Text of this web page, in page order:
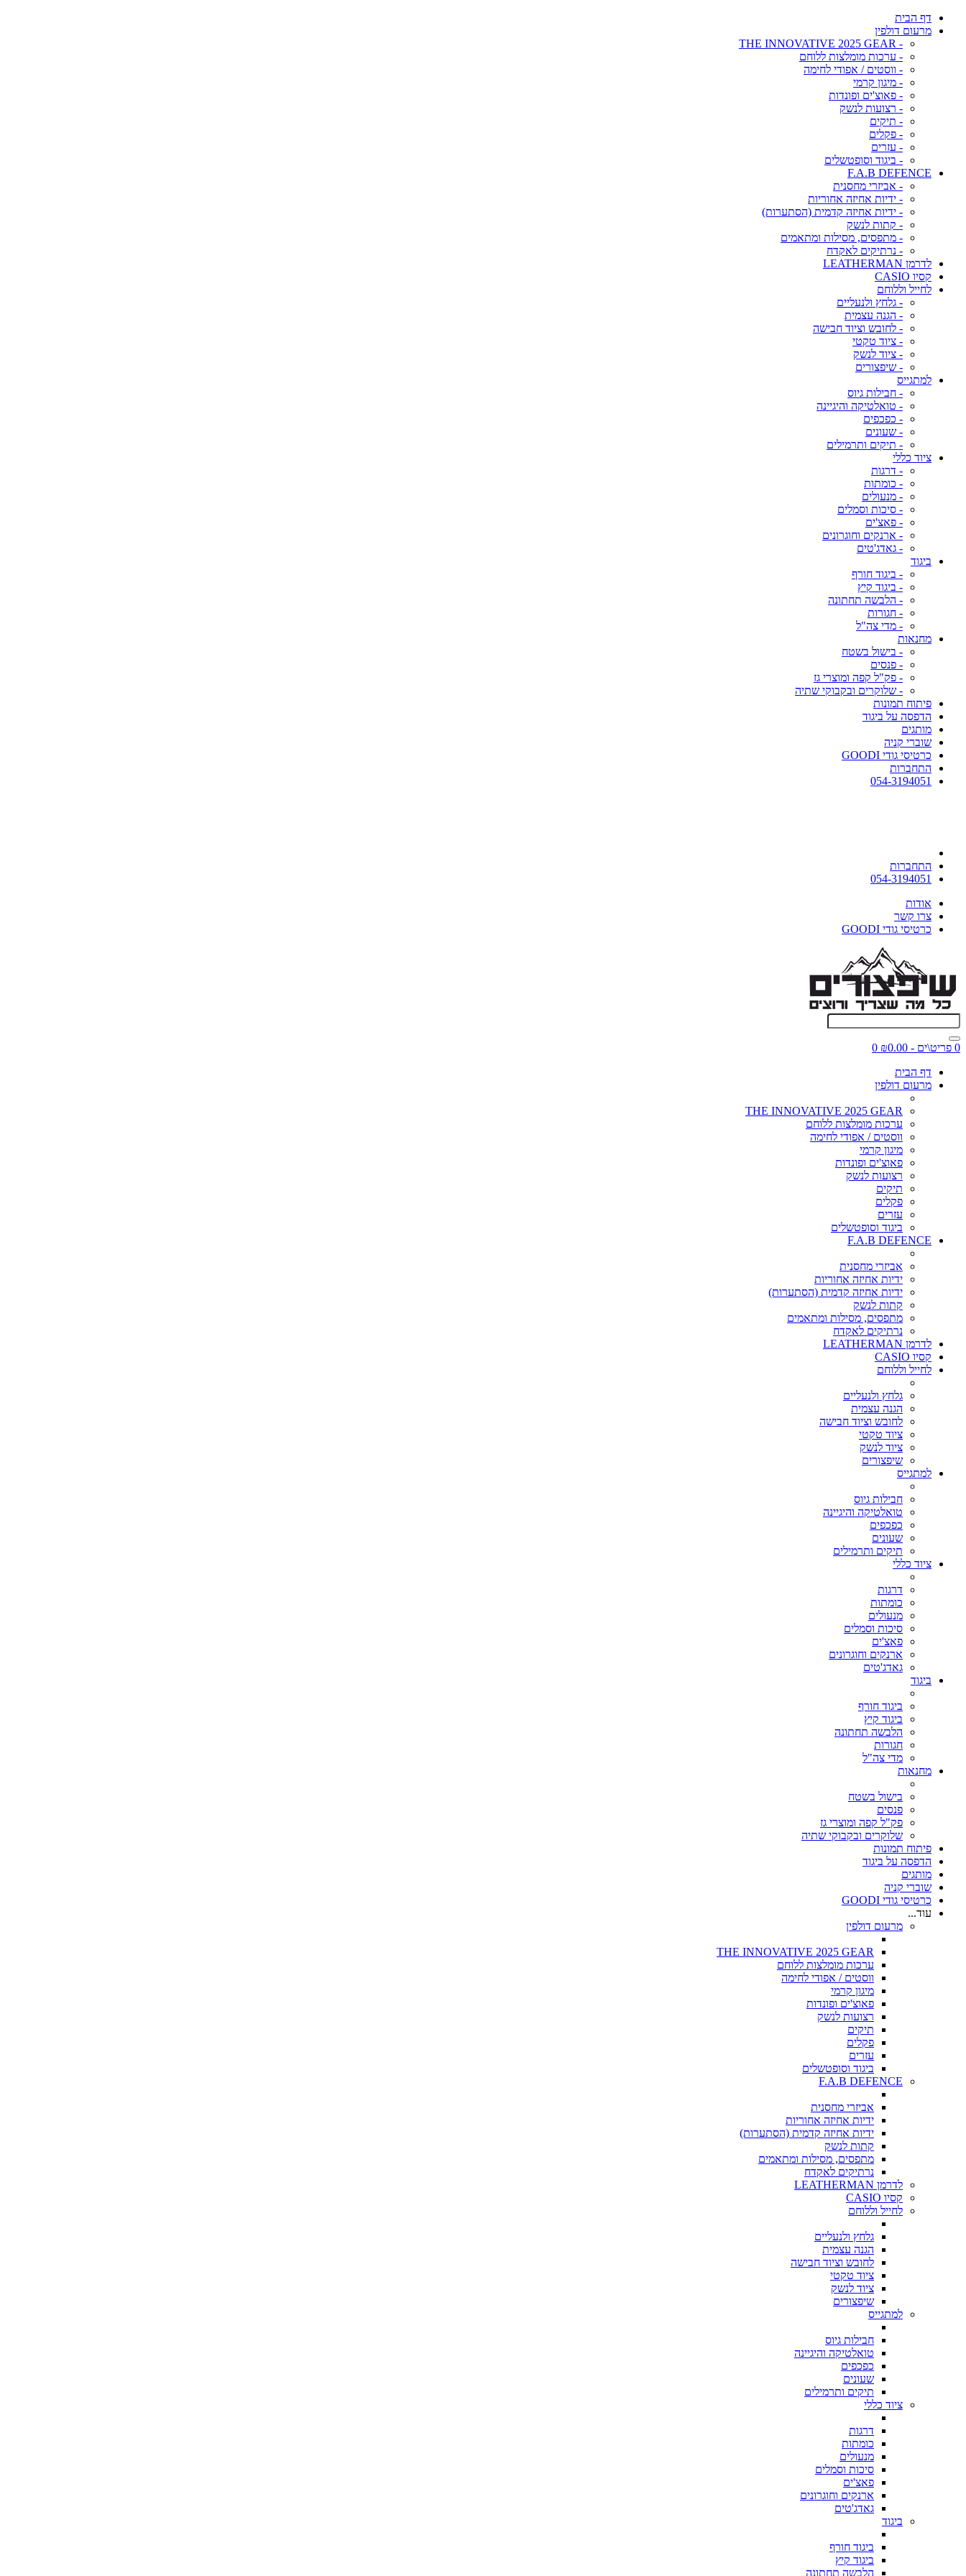
דף הבית
מרעום דולפין
- THE INNOVATIVE 2025 GEAR
- ערכות מומלצות ללוחם
- ווסטים / אפודי לחימה
- מיגון קרמי
- פאוצ'ים ופונדות
- רצועות לנשק
- תיקים
- פקלים
- עזרים
- ביגוד וסופטשלים
F.A.B DEFENCE
- אביזרי מחסנית
- ידיות אחיזה אחוריות
- ידיות אחיזה קדמית (הסתערות)
- קתות לנשק
- מתפסים, מסילות ומתאמים
- נרתיקים לאקדח
לדרמן LEATHERMAN
קסיו CASIO
לחייל וללוחם
- גלחץ ולנעליים
- הגנה עצמית
- לחובש וציוד חבישה
- ציוד טקטי
- ציוד לנשק
- שיפצורים
למתגייס
- חבילות גיוס
- טואלטיקה והיגיינה
- כפכפים
- שעונים
- תיקים ותרמילים
ציוד כללי
- דרגות
- כומתות
- מנעולים
- סיכות וסמלים
- פאצ'ים
- ארנקים וחוגרונים
- גאדג'טים
ביגוד
- ביגוד חורף
- ביגוד קיץ
- הלבשה תחתונה
- חגורות
- מדי צה"ל
מחנאות
- בישול בשטח
- פנסים
- פק"ל קפה ומוצרי גז
- שלוקרים ובקבוקי שתיה
פיתוח תמונות
הדפסה על ביגוד
מותגים
שוברי קניה
כרטיסי גודי GOODI
התחברות
054-3194051
התחברות
054-3194051
אודות
צרו קשר
כרטיסי גודי GOODI
0 פריט\ים - ₪0.00
0
דף הבית
מרעום דולפין
THE INNOVATIVE 2025 GEAR
ערכות מומלצות ללוחם
ווסטים / אפודי לחימה
מיגון קרמי
פאוצ'ים ופונדות
רצועות לנשק
תיקים
פקלים
עזרים
ביגוד וסופטשלים
F.A.B DEFENCE
אביזרי מחסנית
ידיות אחיזה אחוריות
ידיות אחיזה קדמית (הסתערות)
קתות לנשק
מתפסים, מסילות ומתאמים
נרתיקים לאקדח
לדרמן LEATHERMAN
קסיו CASIO
לחייל וללוחם
גלחץ ולנעליים
הגנה עצמית
לחובש וציוד חבישה
ציוד טקטי
ציוד לנשק
שיפצורים
למתגייס
חבילות גיוס
טואלטיקה והיגיינה
כפכפים
שעונים
תיקים ותרמילים
ציוד כללי
דרגות
כומתות
מנעולים
סיכות וסמלים
פאצ'ים
ארנקים וחוגרונים
גאדג'טים
ביגוד
ביגוד חורף
ביגוד קיץ
הלבשה תחתונה
חגורות
מדי צה"ל
מחנאות
בישול בשטח
פנסים
פק"ל קפה ומוצרי גז
שלוקרים ובקבוקי שתיה
פיתוח תמונות
הדפסה על ביגוד
מותגים
שוברי קניה
כרטיסי גודי GOODI
עוד...
מרעום דולפין
THE INNOVATIVE 2025 GEAR
ערכות מומלצות ללוחם
ווסטים / אפודי לחימה
מיגון קרמי
פאוצ'ים ופונדות
רצועות לנשק
תיקים
פקלים
עזרים
ביגוד וסופטשלים
F.A.B DEFENCE
אביזרי מחסנית
ידיות אחיזה אחוריות
ידיות אחיזה קדמית (הסתערות)
קתות לנשק
מתפסים, מסילות ומתאמים
נרתיקים לאקדח
לדרמן LEATHERMAN
קסיו CASIO
לחייל וללוחם
גלחץ ולנעליים
הגנה עצמית
לחובש וציוד חבישה
ציוד טקטי
ציוד לנשק
שיפצורים
למתגייס
חבילות גיוס
טואלטיקה והיגיינה
כפכפים
שעונים
תיקים ותרמילים
ציוד כללי
דרגות
כומתות
מנעולים
סיכות וסמלים
פאצ'ים
ארנקים וחוגרונים
גאדג'טים
ביגוד
ביגוד חורף
ביגוד קיץ
הלבשה תחתונה